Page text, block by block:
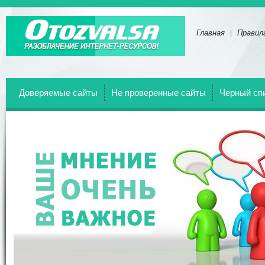
Главная
Доверяемые сайты Не проверенные сайты Черный